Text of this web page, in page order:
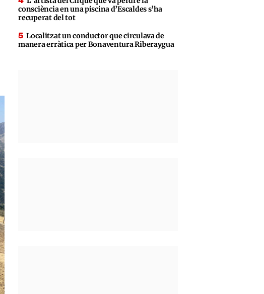
consciència en una piscina d’Escaldes s’ha
recuperat del tot
Localitzat un conductor que circulava de
manera erràtica per Bonaventura Riberaygua